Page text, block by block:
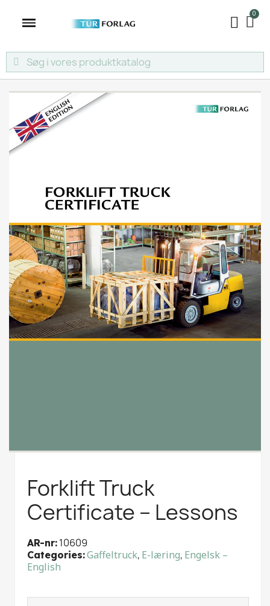
Forklift Truck
Certificate – Lessons
AR-nr 10609
Categories Gaffeltruck, E-læring, Engelsk –
English